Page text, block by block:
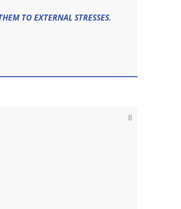
TO EXTERNAL STRESSES.
8